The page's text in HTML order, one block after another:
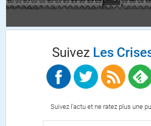
campaspe // 15.07.2013 à 11h10
En tout cas cette recherche de liquidité
l’impression, comme certains le prétendent
ALERTER
« En tout cas cette recherche de liquidité
Suivez Les
Suivez l'actu et ne ratez plus une